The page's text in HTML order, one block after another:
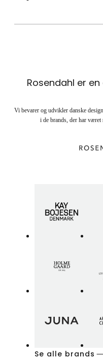
Rosendahl er
Vi bevarer og udvikler danske
i de brands, der har været
Se alle brands